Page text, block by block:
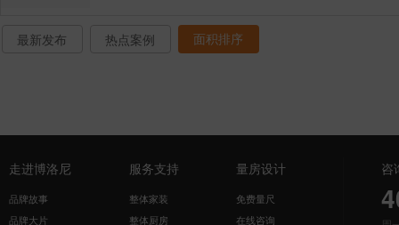
最新发布 热点案例 面积排序
走进博洛尼
品牌故事
品牌大片
服务支持
整体家装
整体厨房
量房设计
免费量尺
在线咨询
咨